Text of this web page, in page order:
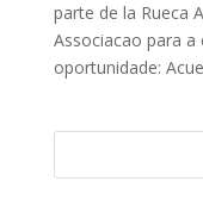
parte de la Rueca
Associacao para a
oportunidade: